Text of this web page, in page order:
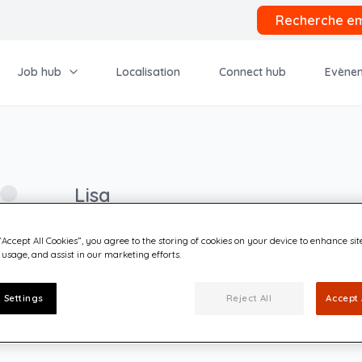
Recherche
Job hub Localisation Connect hub
Lisa
Partenaire d’affaires en acquisition
seulement)
« Nos valeurs EPIC établissent les bases des
encouragent une culture de travail que je
All Cookies”, you agree to the storing of cookies on your device to enhance
and assist in our marketing efforts.
Settings Reject All Accept